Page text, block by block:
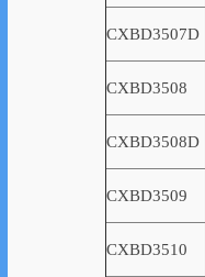
CXBD3507D
CXBD3508
CXBD3508D
CXBD3509
CXBD3510